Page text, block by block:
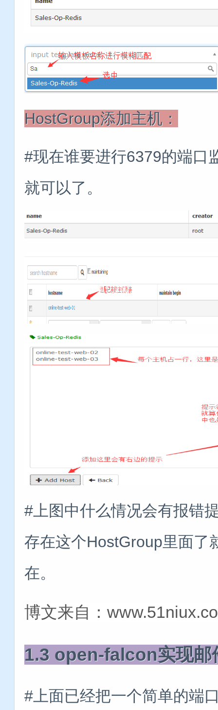
HostGroup添加主机：
#现在谁要进行6379的端口
就可以了。
#上图中什么情况会有报错
存在这个HostGroup里面了
在。
博文来自：
1.3 open-falcon实现邮
#上面已经把一个简单的端